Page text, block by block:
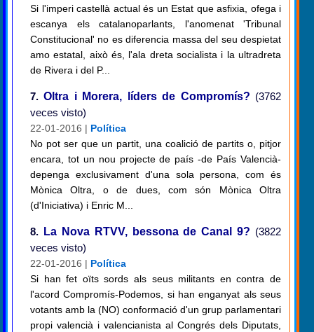
Si l'imperi castellà actual és un Estat que asfixia, ofega i
escanya els catalanoparlants, l'anomenat 'Tribunal
Constitucional' no es diferencia massa del seu despietat
amo estatal, això és, l'ala dreta socialista i la ultradreta
de Rivera i del P...
7. Oltra i Morera, líders de Compromís? (3762
veces visto)
22-01-2016 | Política
No pot ser que un partit, una coalició de partits o, pitjor
encara, tot un nou projecte de país -de País Valencià-
depenga exclusivament d'una sola persona, com és
Mònica Oltra, o de dues, com són Mònica Oltra
(d'Iniciativa) i Enric M...
8. La Nova RTVV, bessona de Canal 9? (3822
veces visto)
22-01-2016 | Política
Si han fet oïts sords als seus militants en contra de
l'acord Compromís-Podemos, si han enganyat als seus
votants amb la (NO) conformació d'un grup parlamentari
propi valencià i valencianista al Congrés dels Diputats,